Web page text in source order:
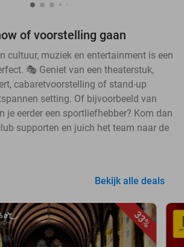
of voorstelling gaan
cultuur, muziek en entertainment is een
🎭 Geniet van een theaterstuk,
cabaretvoorstelling of stand-up
setting. Of bijvoorbeeld van
je eerder een sportliefhebber? Kom dan
supporten en juich het team naar de
Bekijk alle deals
33%